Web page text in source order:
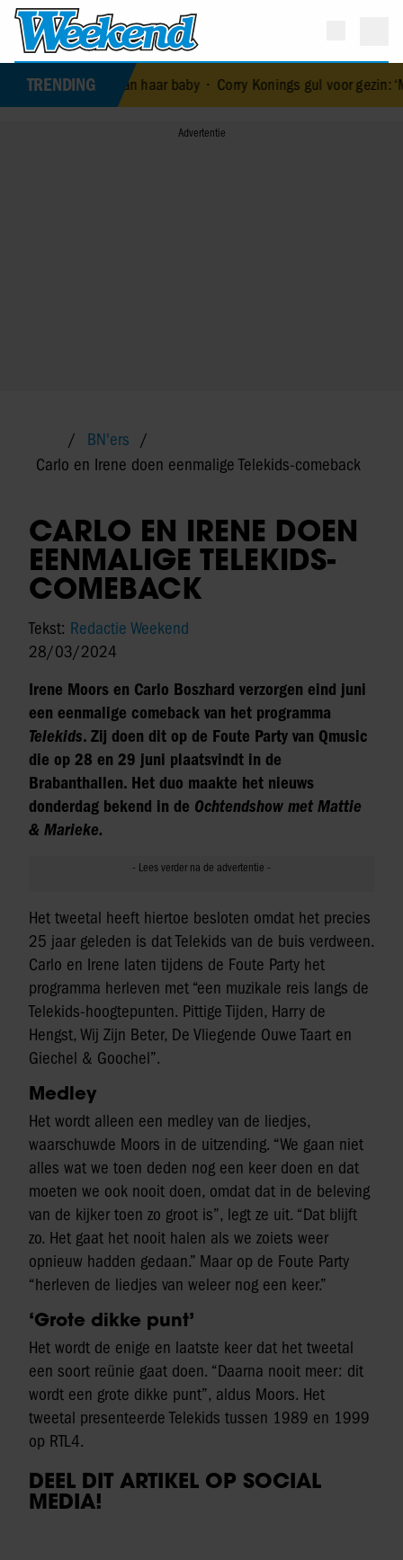
TRENDING
van haar baby • Corry Konings gul voor gezin: ‘Meer voor
BN'ers
Carlo en Irene doen eenmalige Telekids-comeback
CARLO EN IRENE DOEN
EENMALIGE TELEKIDS-
COMEBACK
Tekst: Redactie Weekend
28/03/2024
Irene Moors en Carlo Boszhard verzorgen eind juni
een eenmalige comeback van het programma
Telekids. Zij doen dit op de Foute Party van Qmusic
die op 28 en 29 juni plaatsvindt in de
Brabanthallen. Het duo maakte het nieuws
donderdag bekend in de Ochtendshow met Mattie
& Marieke.
Het tweetal heeft hiertoe besloten omdat het precies
25 jaar geleden is dat Telekids van de buis verdween.
Carlo en Irene laten tijdens de Foute Party het
programma herleven met “een muzikale reis langs de
Telekids-hoogtepunten. Pittige Tijden, Harry de
Hengst, Wij Zijn Beter, De Vliegende Ouwe Taart en
Giechel & Goochel”.
Medley
Het wordt alleen een medley van de liedjes,
waarschuwde Moors in de uitzending. “We gaan niet
alles wat we toen deden nog een keer doen en dat
moeten we ook nooit doen, omdat dat in de beleving
van de kijker toen zo groot is”, legt ze uit. “Dat blijft
zo. Het gaat het nooit halen als we zoiets weer
opnieuw hadden gedaan.” Maar op de Foute Party
“herleven de liedjes van weleer nog een keer.”
‘Grote dikke punt’
Het wordt de enige en laatste keer dat het tweetal
een soort reünie gaat doen. “Daarna nooit meer: dit
wordt een grote dikke punt”, aldus Moors. Het
tweetal presenteerde Telekids tussen 1989 en 1999
op RTL4.
DEEL DIT ARTIKEL OP SOCIAL
MEDIA!